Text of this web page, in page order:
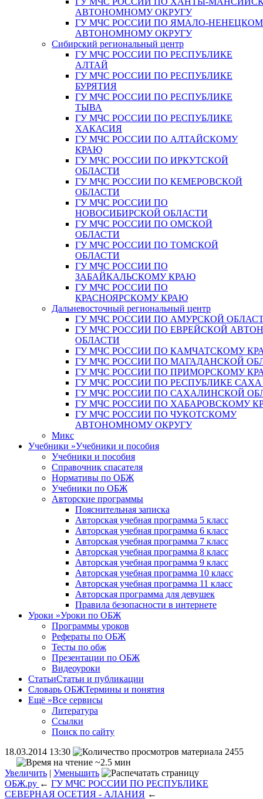
АВТОНОМНОМУ ОКРУГУ
ГУ МЧС РОССИИ ПО ЯМАЛО-
АВТОНОМНОМУ ОКРУГУ
Сибирский региональный центр
ГУ МЧС РОССИИ ПО РЕСПУБЛИКЕ
АЛТАЙ
ГУ МЧС РОССИИ ПО РЕСПУБЛИКЕ
БУРЯТИЯ
ГУ МЧС РОССИИ ПО РЕСПУБЛИКЕ
ТЫВА
ГУ МЧС РОССИИ ПО РЕСПУБЛИКЕ
ХАКАСИЯ
ГУ МЧС РОССИИ ПО АЛТАЙСКОМУ
КРАЮ
ГУ МЧС РОССИИ ПО ИРКУТСКОЙ
ОБЛАСТИ
ГУ МЧС РОССИИ ПО КЕМЕРОВСКОЙ
ОБЛАСТИ
ГУ МЧС РОССИИ ПО
НОВОСИБИРСКОЙ ОБЛАСТИ
ГУ МЧС РОССИИ ПО ОМСКОЙ
ОБЛАСТИ
ГУ МЧС РОССИИ ПО ТОМСКОЙ
ОБЛАСТИ
ГУ МЧС РОССИИ ПО
ЗАБАЙКАЛЬСКОМУ КРАЮ
ГУ МЧС РОССИИ ПО
КРАСНОЯРСКОМУ КРАЮ
Дальневосточный региональный центр
ГУ МЧС РОССИИ ПО АМУРСКОЙ
ГУ МЧС РОССИИ ПО ЕВРЕЙСКОЙ
ОБЛАСТИ
ГУ МЧС РОССИИ ПО КАМЧАТСКОМУ
ГУ МЧС РОССИИ ПО МАГАДАНСКОЙ
ГУ МЧС РОССИИ ПО ПРИМОРСКОМУ
ГУ МЧС РОССИИ ПО РЕСПУБЛИКЕ
ГУ МЧС РОССИИ ПО САХАЛИНСКОЙ
ГУ МЧС РОССИИ ПО ХАБАРОВСКОМУ
ГУ МЧС РОССИИ ПО ЧУКОТСКОМУ
АВТОНОМНОМУ ОКРУГУ
Микс
Учебники »Учебники и пособия
Учебники и пособия
Справочник спасателя
Нормативы по ОБЖ
Учебники по ОБЖ
Авторские программы
Пояснительная записка
Авторская учебная программа 5 класс
Авторская учебная программа 6 класс
Авторская учебная программа 7 класс
Авторская учебная программа 8 класс
Авторская учебная программа 9 класс
Авторская учебная программа 10 класс
Авторская учебная программа 11 класс
Авторская программа для девушек
Правила безопасности в интернете
Уроки »Уроки по ОБЖ
Программы уроков
Рефераты по ОБЖ
Тесты по обж
Презентации по ОБЖ
Видеоуроки
СтатьиСтатьи и публикации
Словарь ОБЖТермины и понятия
Ещё »Все сервисы
Литература
Ссылки
Поиск по сайту
18.03.2014 13:30
2455
~2.5 мин
Увеличить | Уменьшить
ОБЖ.ру ← ГУ МЧС РОССИИ ПО РЕСПУБЛИКЕ
СЕВЕРНАЯ ОСЕТИЯ - АЛАНИЯ ←